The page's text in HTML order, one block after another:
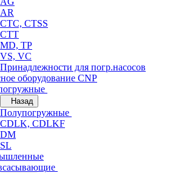
AR
CTC, CTSS
CTT
MD, TP
VS, VC
Принадлежности для погр.насосов
оборудование CNP
Назад
Полупогружные
CDLK, CDLKF
DM
SL